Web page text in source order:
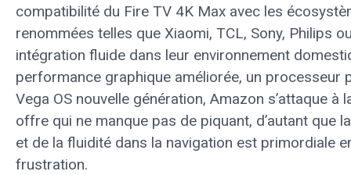
compatibilité du Fire TV 4K Max avec les
renommées telles que Xiaomi, TCL, Sony, Philips
intégration fluide dans leur environnement
performance graphique améliorée, un processeur
Vega OS nouvelle génération, Amazon s’attaque à
offre qui ne manque pas de piquant, d’autant que
et de la fluidité dans la navigation est primordiale
frustration.